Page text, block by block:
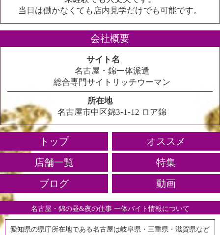
当日は働かなくても店内見学だけでも可能です。
会社概要
サイト名
名古屋・錦一体派遣
総合専門サイトリッチウーマン
所在地
名古屋市中区錦3-1-12 ロア錦
トップ
オススメ
店舗一覧
特集
ブログ
動画
名古屋・錦の昼&夜の仕事 一体バイト情報について
愛知県の県庁所在地である名古屋は岐阜県・三重県・滋賀県など